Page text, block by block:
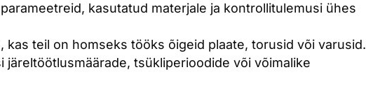
kasutatud materjale ja kontrollitulemusi ühes
kas teil on homseks tööks õigeid plaate, torusid või varusid.
järeltöötlusmäärade, tsükliperioodide või võimalike